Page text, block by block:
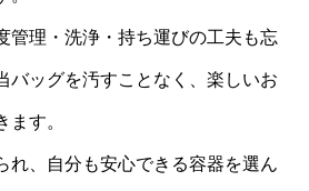
管理・洗浄・持ち運びの工夫も忘
バッグを汚すことなく、楽しいお
す。
れ、自分も安心できる容器を選ん